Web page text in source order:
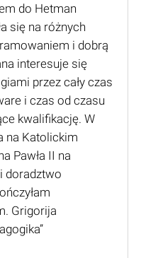
do Hetman
się na różnych
i dobrą
interesuje się
przez cały czas
i czas od czasu
kwalifikację. W
na Katolickim
Pawła II na
doradztwo
Grigorija